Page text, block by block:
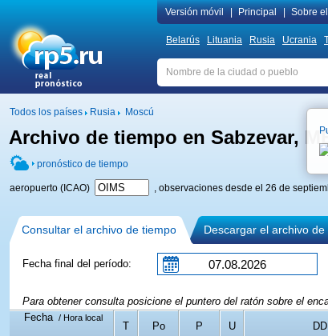
Versión móvil Principal Sobre
Belarús Lituania Rusia Ucrania
Todos los países Rusia Moscú
Archivo de tiempo en Sabzevar,
pronóstico de tiempo
aeropuerto (ICAO) , observaciones desde el 26 de
Consultar el archivo de tiempo Descargar el archivo de
Fecha final del período:
Para obtener consulta posicione el puntero del ratón sobre el
Fecha
/ Hora local
T Po P U DD